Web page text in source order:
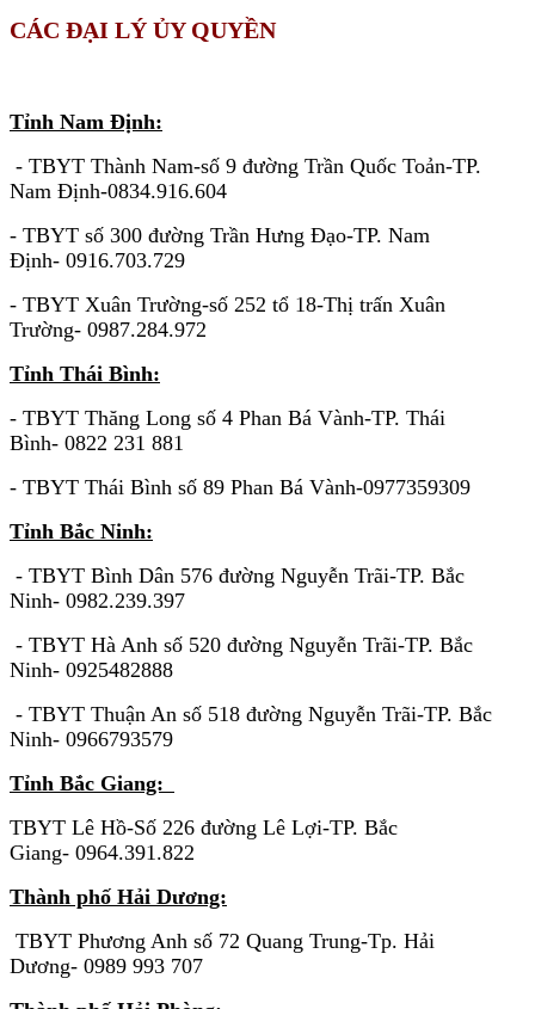
CÁC ĐẠI LÝ ỦY QUYỀN
Tỉnh Nam Định:
- TBYT Thành Nam-số 9 đường Trần Quốc Toản-TP.
Nam Định-0834.916.604
- TBYT số 300 đường Trần Hưng Đạo-TP. Nam
Định- 0916.703.729
- TBYT Xuân Trường-số 252 tổ 18-Thị trấn Xuân
Trường- 0987.284.972
Tỉnh Thái Bình:
- TBYT Thăng Long số 4 Phan Bá Vành-TP. Thái
Bình- 0822 231 881
- TBYT Thái Bình số 89 Phan Bá Vành-0977359309
Tỉnh Bắc Ninh:
- TBYT Bình Dân 576 đường Nguyễn Trãi-TP. Bắc
Ninh- 0982.239.397
- TBYT Hà Anh số 520 đường Nguyễn Trãi-TP. Bắc
Ninh- 0925482888
- TBYT Thuận An số 518 đường Nguyễn Trãi-TP. Bắc
Ninh- 0966793579
Tỉnh Bắc Giang:
TBYT Lê Hồ-Số 226 đường Lê Lợi-TP. Bắc
Giang- 0964.391.822
Thành phố Hải Dương:
TBYT Phương Anh số 72 Quang Trung-Tp. Hải
Dương- 0989 993 707